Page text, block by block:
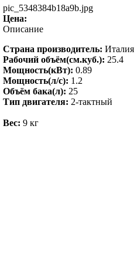
pic_5348384b18a9b.jpg
Цена:
Описание
Страна производитель: Италия
Рабочий объём(см.куб.): 25.4
Мощность(кВт): 0.89
Мощность(л/с): 1.2
Объём бака(л): 25
Тип двигателя: 2-тактный
Вес: 9 кг